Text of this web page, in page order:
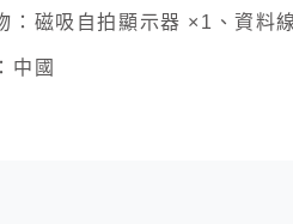
磁吸自拍顯示器 ×1、資料
中國